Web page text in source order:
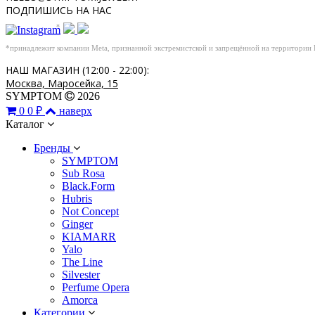
ПОДПИШИСЬ НА НАС
*
*принадлежит компании Meta, признанной экстремистской и запрещённой на
НАШ МАГАЗИН (12:00 - 22:00):
Москва, Маросейка, 15
SYMPTOM
2026
0 0 ₽
наверх
Каталог
Бренды
SYMPTOM
Sub Rosa
Black.Form
Hubris
Not Concept
Ginger
KIAMARR
Yalo
The Line
Silvester
Perfume Opera
Amorca
Категории